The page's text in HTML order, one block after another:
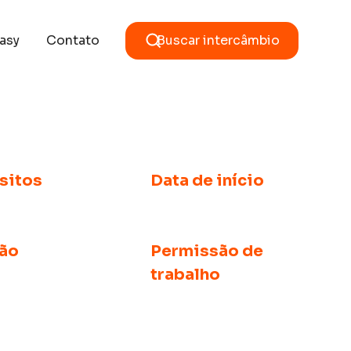
Contato Buscar intercâmbio
Data de início
Permissão de
trabalho